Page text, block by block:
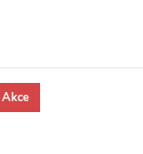
Akce